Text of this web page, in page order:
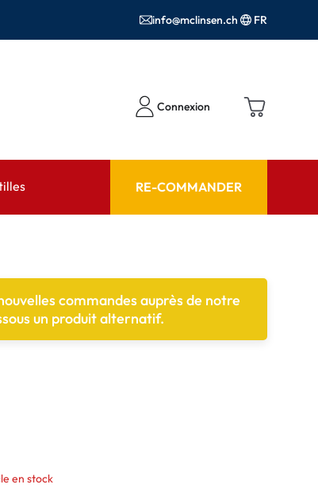
info@mclinsen.ch FR
Connexion
Produits d'entretien FAQ
RE-COMMANDER
commandes auprès de notre
un produit alternatif.
en stock